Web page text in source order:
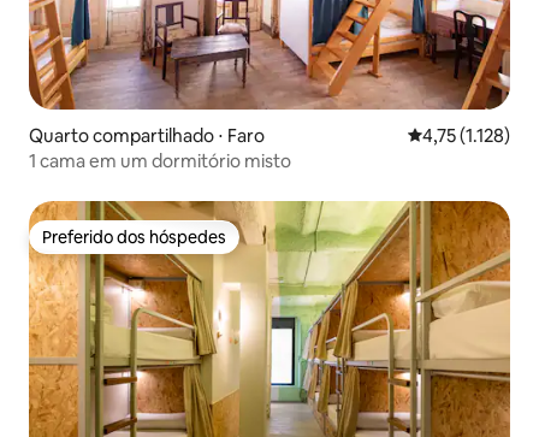
Quarto compartilhado ⋅ Faro 4,75 de uma
4,75 (1.128)
1 cama em um dormitório misto
Preferido dos hóspedes
Preferido dos hóspedes